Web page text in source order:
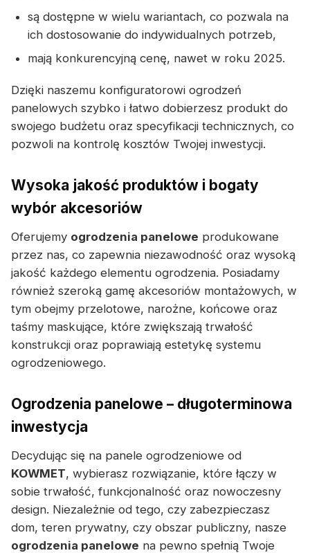
są dostępne w wielu wariantach, co pozwala na
ich dostosowanie do indywidualnych potrzeb,
mają konkurencyjną cenę, nawet w roku 2025.
Dzięki naszemu konfiguratorowi ogrodzeń
panelowych szybko i łatwo dobierzesz produkt do
swojego budżetu oraz specyfikacji technicznych, co
pozwoli na kontrolę kosztów Twojej inwestycji.
Wysoka jakość produktów i bogaty
wybór akcesoriów
Oferujemy ogrodzenia panelowe produkowane
przez nas, co zapewnia niezawodność oraz wysoką
jakość każdego elementu ogrodzenia. Posiadamy
również szeroką gamę akcesoriów montażowych, w
tym obejmy przelotowe, narożne, końcowe oraz
taśmy maskujące, które zwiększają trwałość
konstrukcji oraz poprawiają estetykę systemu
ogrodzeniowego.
Ogrodzenia panelowe – długoterminowa
inwestycja
Decydując się na panele ogrodzeniowe od
KOWMET, wybierasz rozwiązanie, które łączy w
sobie trwałość, funkcjonalność oraz nowoczesny
design. Niezależnie od tego, czy zabezpieczasz
dom, teren prywatny, czy obszar publiczny, nasze
ogrodzenia panelowe na pewno spełnią Twoje